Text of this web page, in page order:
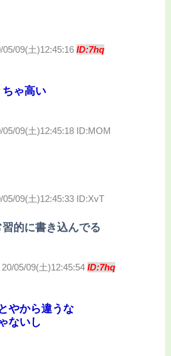
05/09(土)12:45:16 ID:7hq
ちゃ高い
05/09(土)12:45:18 ID:MOM
05/09(土)12:45:33 ID:XvT
的に書き込んでる
20/05/09(土)12:45:54 ID:7hq
やから違うな
ないし